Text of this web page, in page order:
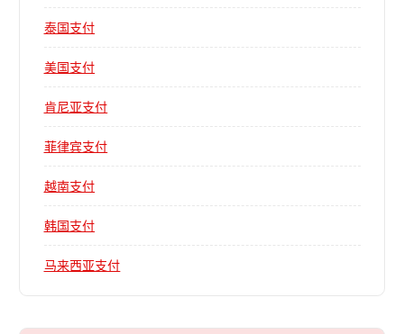
泰国支付
美国支付
肯尼亚支付
菲律宾支付
越南支付
韩国支付
马来西亚支付